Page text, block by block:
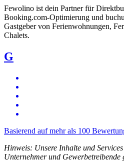
Fewolino ist dein Partner für
Booking.com-Optimierung und
Gastgeber von Ferienwohnungen,
Chalets.
G
Basierend auf mehr als 100
Hinweis: Unsere Inhalte und
Unternehmer und Gewerbetreibende